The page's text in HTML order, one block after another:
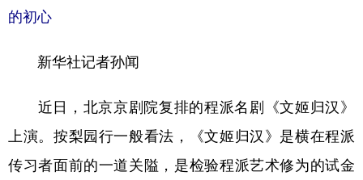
访谈 视频
食品 人居 信息化 数字经济
学术中国 乡村振兴 银龄 溯源中国
的初心
新华社记者孙闻
近日，北京京剧院复排的程派名剧《文姬归汉》
上演。按梨园行一般看法，《文姬归汉》是横在程派
传习者面前的一道关隘，是检验程派艺术修为的试金